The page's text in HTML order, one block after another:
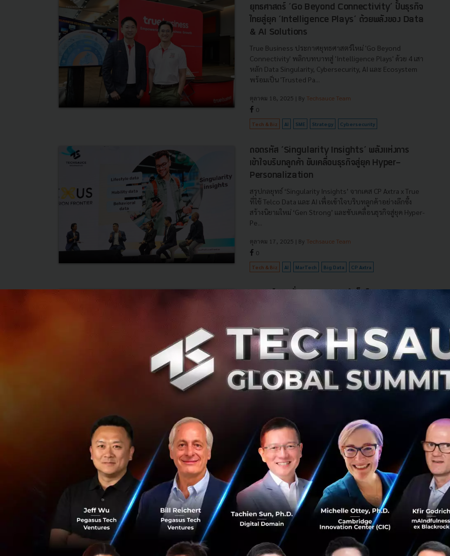
ยุทธศาสตร์ ‘Go Beyond Connectivity’ ปั้นธุรกิจ
ไทยสู่ยุค ‘Intelligence Plays’ ด้วยพลังของ Data
& AI Solutions
True Business ประกาศยุทธศาสตร์ใหม่ 'Go Beyond
Connectivity' พลิกบทบาทสู่ 'Intelligence Plays' ด้วย 4 เสา
หลัก Data Singularity, Cybersecurity, AI และ Ecosystem
พร้อมเป็น 'Trusted Pa...
ตุลาคม 18, 2025 | By Techsauce Team
0
Tech & Biz AI SME Strategy Cybersecurity
ถอดรหัส ‘Singularity Insights’ พลังแห่งการ
เข้าใจบริบทลูกค้า ขับเคลื่อนธุรกิจสู่ยุค Hyper-
Personalization
สรุปกลยุทธ์ ‘Singularity Insights’ จากเคส CP Axtra x True
ที่ใช้ Telco Data และ AI เพื่อเข้าใจบริบทลูกค้าอย่างลึกซึ้ง
สร้างนิยามใหม่ ‘Gen Strong’ และขับเคลื่อนธุรกิจสู่ยุค Hyper-
Pe...
ตุลาคม 17, 2025 | By Techsauce Team
0
Tech & Biz AI MarTech Big Data CP Axtra
ครอบคลุมทั่วไทยเพื่อลูกค้าทรูและดีแทค10 ตุลาคม
2568Krittiya Yangyuen
ทรู คอร์ปอเรชั่น ก้าวสู่ความสำเร็จในการดำเนินงานกลยุทธ์
“One Network” ยกระดับมาตรฐานอุตสาหกรรมวงการ
โทรคมนาคมของไทยครั้งยิ่งใหญ่ ด้วยการรวมเสามือถือทรูและ
ดีแทคเสร็จสมบูรณ์ พร้อมยกระ...
PR News One Network one-bangkok true-corporation
ถอดแนวคิด Sigve Brekke ผู้นำที่เชื่อว่า 'ความไม่
สบายตัว' คือบ่อเกิดการเติบโตที่แท้จริง
บนเวทีงาน Techsauce Global Summit 2025 แม่ทัพรายใหญ่
อย่าง Sigve Brekke ได้มาแบ่งบันปรัชญาการทำงานที่ไม่
เหมือนใคร ซึ่งกลายเป็นกุญแจสำคัญกในการนำพาองค์กรฝ่า
คลื่นลมแห่งการเปลี่ยนแปลงใ...
สิงหาคม 6, 2025
Techsauce Team
45